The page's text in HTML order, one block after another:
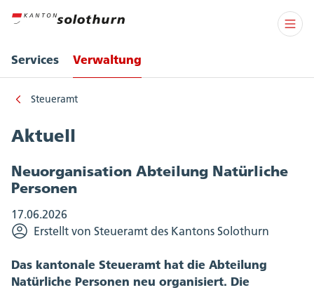
Services Verwaltung
Steueramt
Aktuell
Neuorganisation Abteilung Natürliche
Personen
17.06.2026
Erstellt von Steueramt des Kantons Solothurn
Das kantonale Steueramt hat die Abteilung
Natürliche Personen neu organisiert. Die